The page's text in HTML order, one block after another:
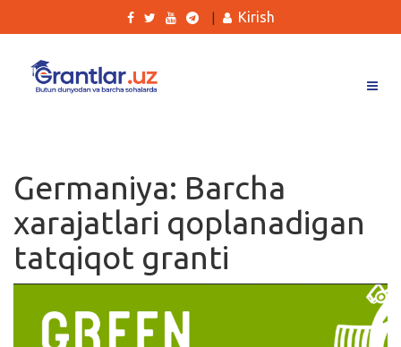
Ishlar
Kurslar
Blog
Kirish
Germaniya: Barcha
xarajatlari qoplanadigan
tatqiqot granti